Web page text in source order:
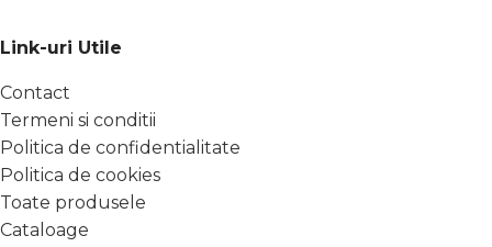
Link-uri Utile
Contact
Termeni si conditii
Politica de confidentialitate
Politica de cookies
Toate produsele
Cataloage